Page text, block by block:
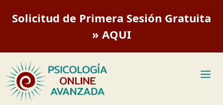
Solicitud de Primera Sesión Gratuita
» AQUI